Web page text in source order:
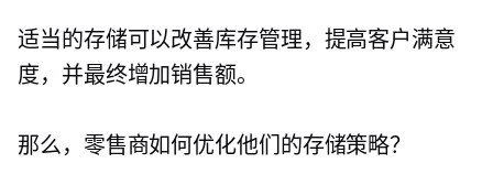
适当的存储可以改善库存管理，提高客户满意
度，并最终增加销售额。
那么，零售商如何优化他们的存储策略？